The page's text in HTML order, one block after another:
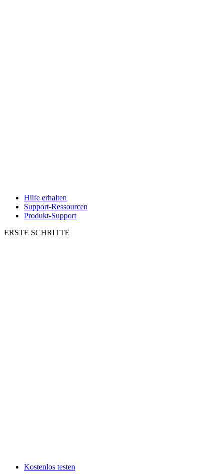
Hilfe erhalten
Support-Ressourcen
Produkt-Support
ERSTE SCHRITTE
Kostenlos testen